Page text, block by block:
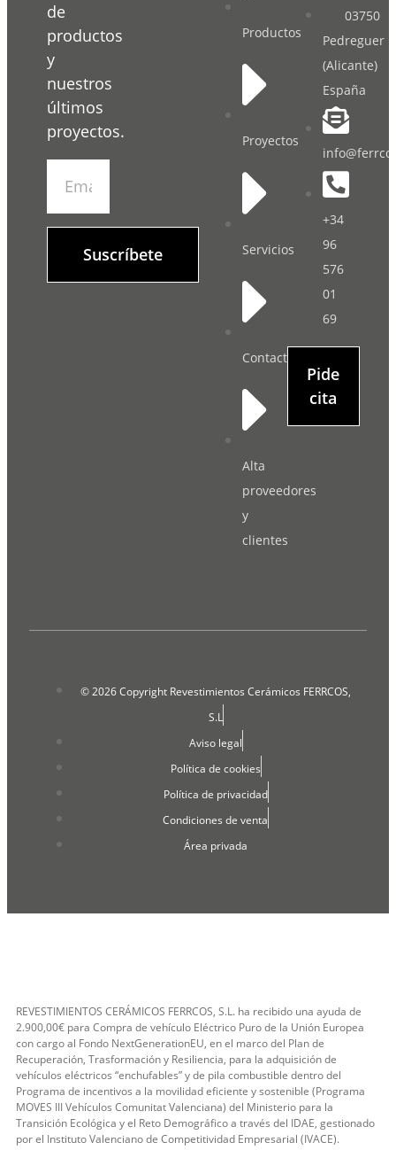
de
productos
y
nuestros
últimos
proyectos.
Suscríbete
Productos
Proyectos
Servicios
Contacto
Alta
proveedores
y
clientes
03750
Pedreguer
(Alicante)
España
+34
96
576
01
69
Pide
cita
© 2026 Copyright Revestimientos Cerámicos FERRCOS,
S.L
Aviso legal
Política de cookies
Política de privacidad
Condiciones de venta
Área privada
REVESTIMIENTOS CERÁMICOS FERRCOS, S.L. ha recibido una ayuda de
2.900,00€ para Compra de vehículo Eléctrico Puro de la Unión Europea
con cargo al Fondo NextGenerationEU, en el marco del Plan de
Recuperación, Trasformación y Resiliencia, para la adquisición de
vehículos eléctricos “enchufables” y de pila combustible dentro del
Programa de incentivos a la movilidad eficiente y sostenible (Programa
MOVES III Vehículos Comunitat Valenciana) del Ministerio para la
Transición Ecológica y el Reto Demográfico a través del IDAE, gestionado
por el Instituto Valenciano de Competitividad Empresarial (IVACE).